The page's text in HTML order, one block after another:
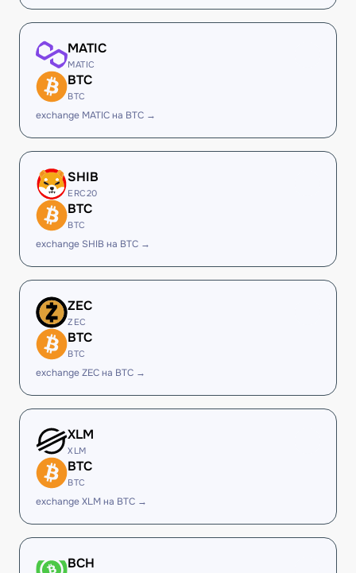
MATIC
MATIC
BTC
BTC
exchange MATIC на BTC →
SHIB
ERC20
BTC
BTC
exchange SHIB на BTC →
ZEC
ZEC
BTC
BTC
exchange ZEC на BTC →
XLM
XLM
BTC
BTC
exchange XLM на BTC →
BCH